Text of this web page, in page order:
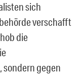
sich
verschafft
die
sondern gegen